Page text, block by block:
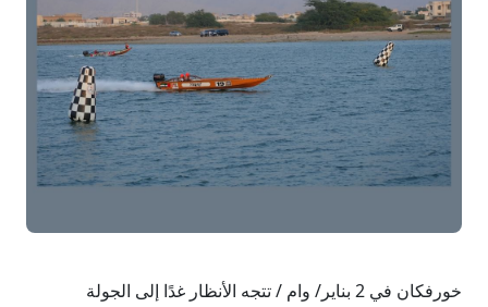
خورفكان في 2 بناير/ وام / تتجه الأنظار غدًا إلى الجولة